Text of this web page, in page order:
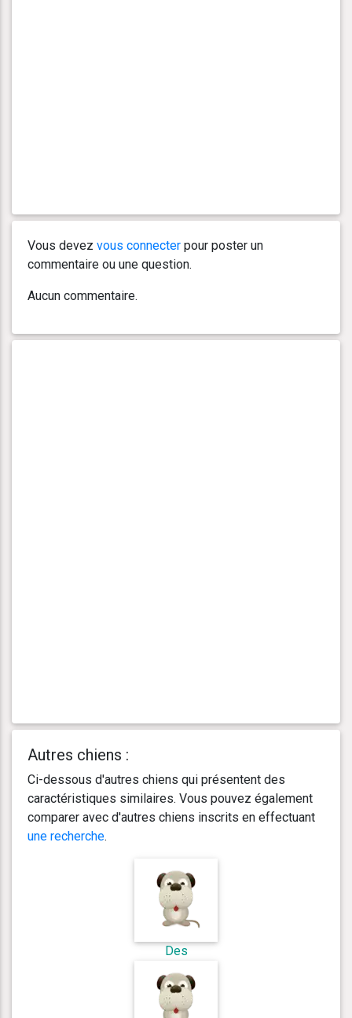
Vous devez vous connecter pour poster un
commentaire ou une question.
Aucun commentaire.
Autres chiens :
Ci-dessous d'autres chiens qui présentent des
caractéristiques similaires. Vous pouvez également
comparer avec d'autres chiens inscrits en effectuant
une recherche.
Des